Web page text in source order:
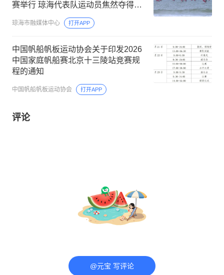
赛举行 琼海代表队运动员焦然夺得帆
船女子OP级金牌
琼海市融媒体中心 打开APP
中国帆船帆板运动协会关于印发2026
中国家庭帆船赛北京十三陵站竞赛规
程的通知
中国帆船帆板运动协会 打开APP
评论
@元宝 写评论